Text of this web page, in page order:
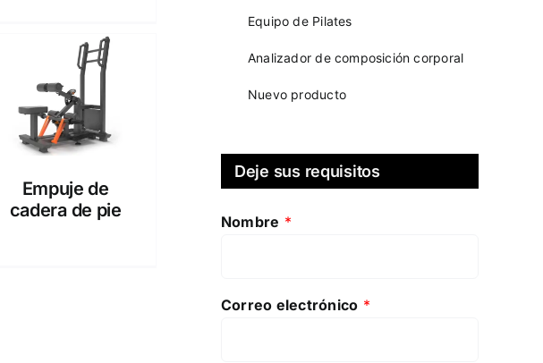
Empuje de
cadera de pie
Equipo de Pilates
Analizador de composición corporal
Nuevo producto
Deje sus requisitos
Nombre *
Correo electrónico *